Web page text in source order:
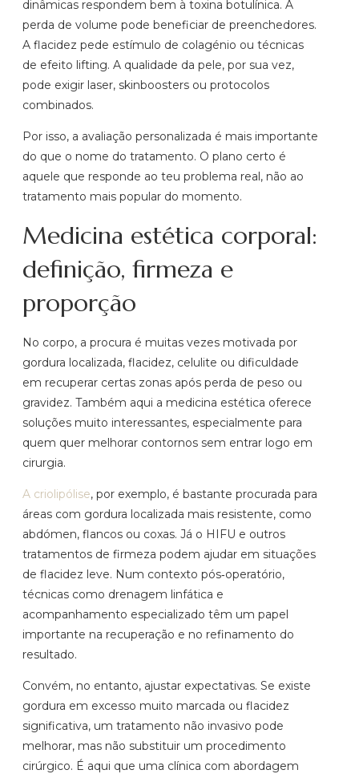
dinâmicas respondem bem à toxina botulínica. A
perda de volume pode beneficiar de preenchedores.
A flacidez pede estímulo de colagénio ou técnicas
de efeito lifting. A qualidade da pele, por sua vez,
pode exigir laser, skinboosters ou protocolos
combinados.
Por isso, a avaliação personalizada é mais importante
do que o nome do tratamento. O plano certo é
aquele que responde ao teu problema real, não ao
tratamento mais popular do momento.
Medicina estética corporal:
definição, firmeza e
proporção
No corpo, a procura é muitas vezes motivada por
gordura localizada, flacidez, celulite ou dificuldade
em recuperar certas zonas após perda de peso ou
gravidez. Também aqui a medicina estética oferece
soluções muito interessantes, especialmente para
quem quer melhorar contornos sem entrar logo em
cirurgia.
A criolipólise, por exemplo, é bastante procurada para
áreas com gordura localizada mais resistente, como
abdómen, flancos ou coxas. Já o HIFU e outros
tratamentos de firmeza podem ajudar em situações
de flacidez leve. Num contexto pós‑operatório,
técnicas como drenagem linfática e
acompanhamento especializado têm um papel
importante na recuperação e no refinamento do
resultado.
Convém, no entanto, ajustar expectativas. Se existe
gordura em excesso muito marcada ou flacidez
significativa, um tratamento não invasivo pode
melhorar, mas não substituir um procedimento
cirúrgico. É aqui que uma clínica com abordagem